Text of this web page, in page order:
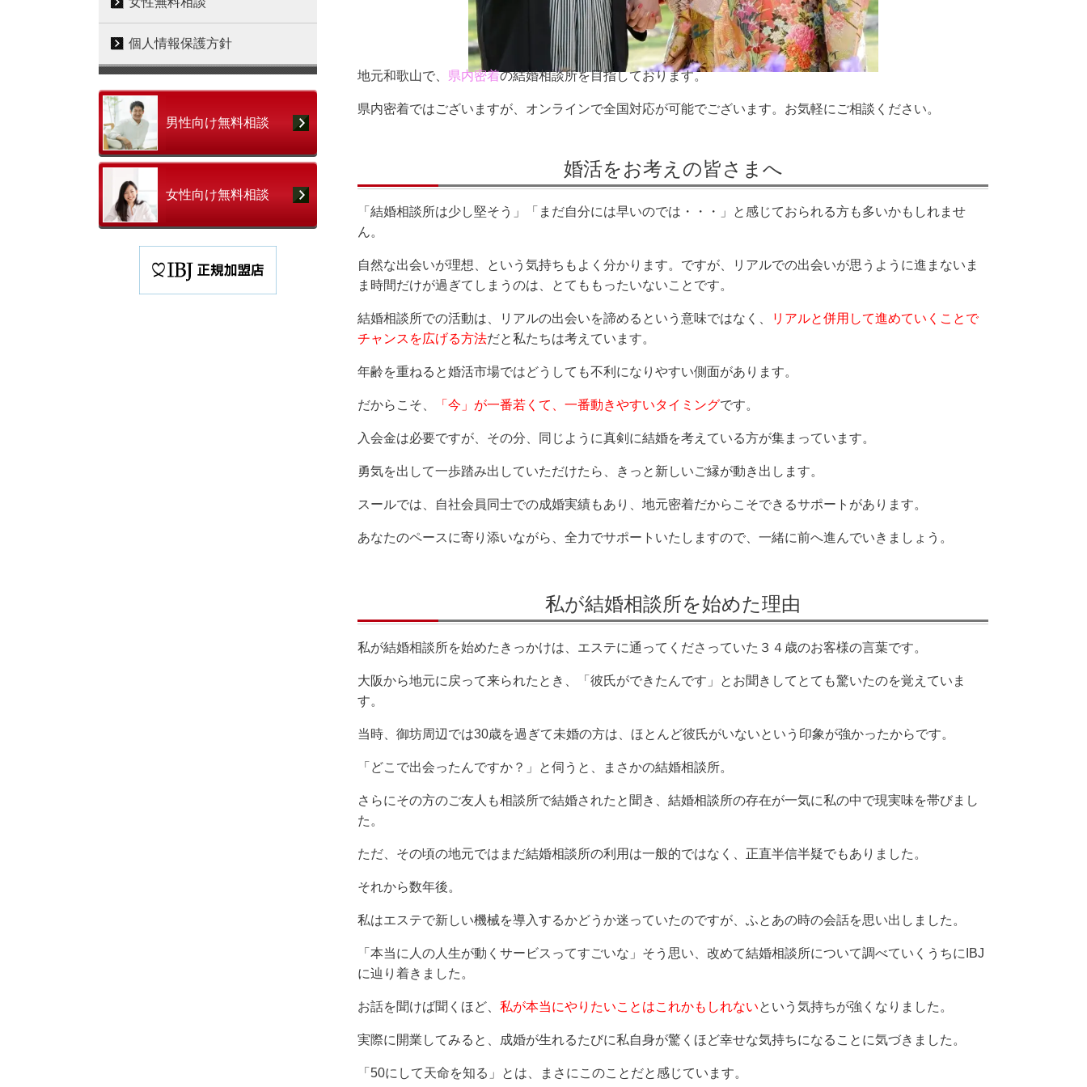
地元和歌山で、 県内密着の結婚相談所を目指しております。
県内密着ではございますが、オンラインで全国対応が可能でございます。お気軽にご相談ください。
婚活をお考えの皆さまへ
「結婚相談所は少し堅そう」「まだ自分には早いのでは・・・」と感じておられる方も多いかもしれませ
ん。
自然な出会いが理想、という気持ちもよく分かります。ですが、リアルでの出会いが思うように進まないま
ま時間だけが過ぎてしまうのは、とてももったいないことです。
結婚相談所での活動は、リアルの出会いを諦めるという意味ではなく、
リアルと併用して進めていくことで
チャンスを広げる方法だと私たちは考えています。
年齢を重ねると婚活市場ではどうしても不利になりやすい側面があります。
だからこそ、 「今」が一番若くて、一番動きやすいタイミングです。
入会金は必要ですが、その分、同じように真剣に結婚を考えている方が集まっています。
勇気を出して一歩踏み出していただけたら、きっと新しいご縁が動き出します。
スールでは、自社会員同士での成婚実績もあり、地元密着だからこそできるサポートがあります。
あなたのペースに寄り添いながら、全力でサポートいたしますので、一緒に前へ進んでいきましょう。
私が結婚相談所を始めた理由
私が結婚相談所を始めたきっかけは、エステに通ってくださっていた３４歳のお客様の言葉です。
大阪から地元に戻って来られたとき、「彼氏ができたんです」とお聞きしてとても驚いたのを覚えていま
す。
当時、御坊周辺では30歳を過ぎて未婚の方は、ほとんど彼氏がいないという印象が強かったからです。
「どこで出会ったんですか？」と伺うと、まさかの結婚相談所。
さらにその方のご友人も相談所で結婚されたと聞き、結婚相談所の存在が一気に私の中で現実味を帯びまし
た。
ただ、その頃の地元ではまだ結婚相談所の利用は一般的ではなく、正直半信半疑でもありました。
それから数年後。
私はエステで新しい機械を導入するかどうか迷っていたのですが、ふとあの時の会話を思い出しました。
「本当に人の人生が動くサービスってすごいな」そう思い、改めて結婚相談所について調べていくうちにIBJ
に辿り着きました。
お話を聞けば聞くほど、 私が本当にやりたいことはこれかもしれないという気持ちが強くなりました。
実際に開業してみると、成婚が生れるたびに私自身が驚くほど幸せな気持ちになることに気づきました。
「50にして天命を知る」とは、まさにこのことだと感じています。
個人情報保護方針
男性向け無料相談
女性向け無料相談